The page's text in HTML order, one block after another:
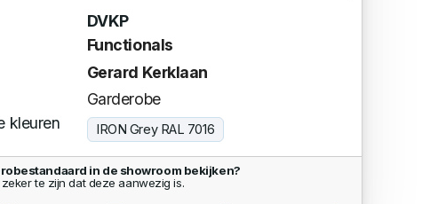
DVKP
Functionals
Gerard Kerklaan
Garderobe
kleuren
IRON Grey RAL 7016
in de showroom bekijken?
te zijn dat deze aanwezig is.